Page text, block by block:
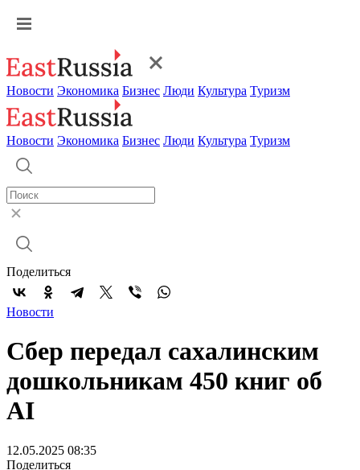
Новости Экономика Бизнес Люди Культура Туризм
Новости Экономика Бизнес Люди Культура Туризм
Поделиться
Новости
Сбер передал сахалинским
дошкольникам 450 книг об
AI
12.05.2025 08:35
Поделиться